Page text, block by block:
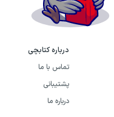
درباره کتابچی
تماس با ما
پشتیبانی
درباره ما